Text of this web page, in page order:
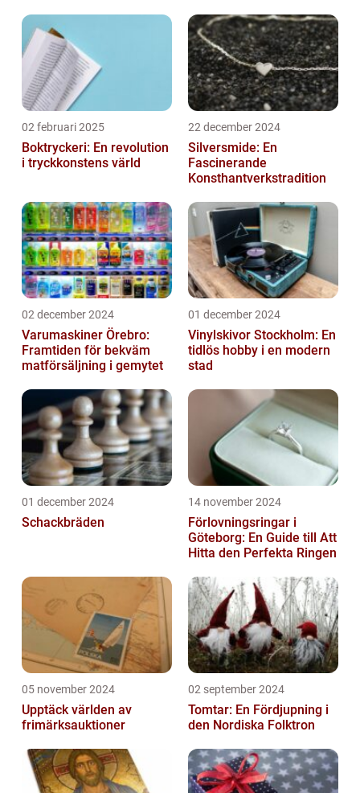
02 februari 2025
Boktryckeri: En revolution
i tryckkonstens värld
22 december 2024
Silversmide: En
Fascinerande
Konsthantverkstradition
02 december 2024
Varumaskiner Örebro:
Framtiden för bekväm
matförsäljning i gemytet
01 december 2024
Vinylskivor Stockholm: En
tidlös hobby i en modern
stad
01 december 2024
Schackbräden
14 november 2024
Förlovningsringar i
Göteborg: En Guide till Att
Hitta den Perfekta Ringen
05 november 2024
Upptäck världen av
frimärksauktioner
02 september 2024
Tomtar: En Fördjupning i
den Nordiska Folktron